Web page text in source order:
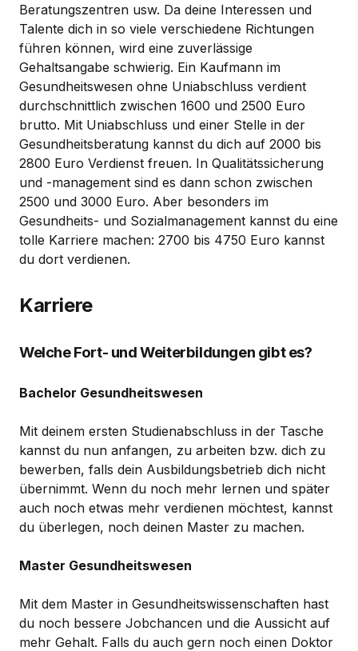
Beratungszentren usw. Da deine Interessen und
Talente dich in so viele verschiedene Richtungen
führen können, wird eine zuverlässige
Gehaltsangabe schwierig. Ein Kaufmann im
Gesundheitswesen ohne Uniabschluss verdient
durchschnittlich zwischen 1600 und 2500 Euro
brutto. Mit Uniabschluss und einer Stelle in der
Gesundheitsberatung kannst du dich auf 2000 bis
2800 Euro Verdienst freuen. In Qualitätssicherung
und -management sind es dann schon zwischen
2500 und 3000 Euro. Aber besonders im
Gesundheits- und Sozialmanagement kannst du eine
tolle Karriere machen: 2700 bis 4750 Euro kannst
du dort verdienen.
Karriere
Welche Fort- und Weiterbildungen gibt es?
Bachelor Gesundheitswesen
Mit deinem ersten Studienabschluss in der Tasche
kannst du nun anfangen, zu arbeiten bzw. dich zu
bewerben, falls dein Ausbildungsbetrieb dich nicht
übernimmt. Wenn du noch mehr lernen und später
auch noch etwas mehr verdienen möchtest, kannst
du überlegen, noch deinen Master zu machen.
Master Gesundheitswesen
Mit dem Master in Gesundheitswissenschaften hast
du noch bessere Jobchancen und die Aussicht auf
mehr Gehalt. Falls du auch gern noch einen Doktor